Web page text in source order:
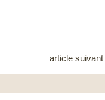
article suivant